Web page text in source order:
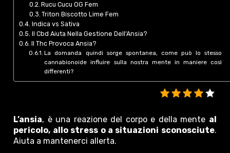
Rucu Cucu OG Fem
Triton Biscotto Lime Fem
Indica vs Sativa
Il Cbd Aiuta Nella Gestione Dell’Ansia?
Il Thc Provoca Ansia?
La domanda quindi sorge spontanea, come può lo stesso
cannabionoide influire sulla nostra mente in maniere così
differenti?
L’ansia, è una reazione del corpo e della mente al
pericolo, allo stress o a situazioni sconosciute.
Aiuta a mantenerci allerta.